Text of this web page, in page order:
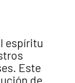
espíritu
Este
de